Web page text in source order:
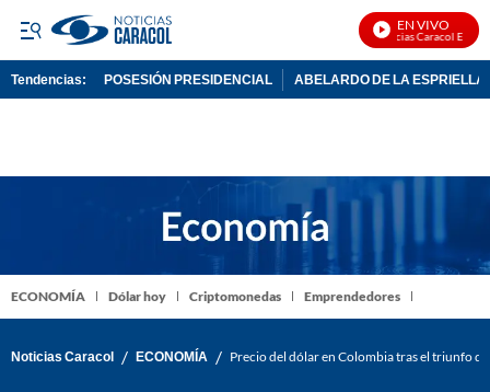
EN VIVO
Noticias Caracol En Vivo
Tendencias: POSESIÓN PRESIDENCIAL ABELARDO DE LA ESPRIELLA
ECONOMÍA Dólar hoy Criptomonedas Emprendedores
Noticias Caracol / ECONOMÍA / Precio del dólar en Colombia tras el triunfo